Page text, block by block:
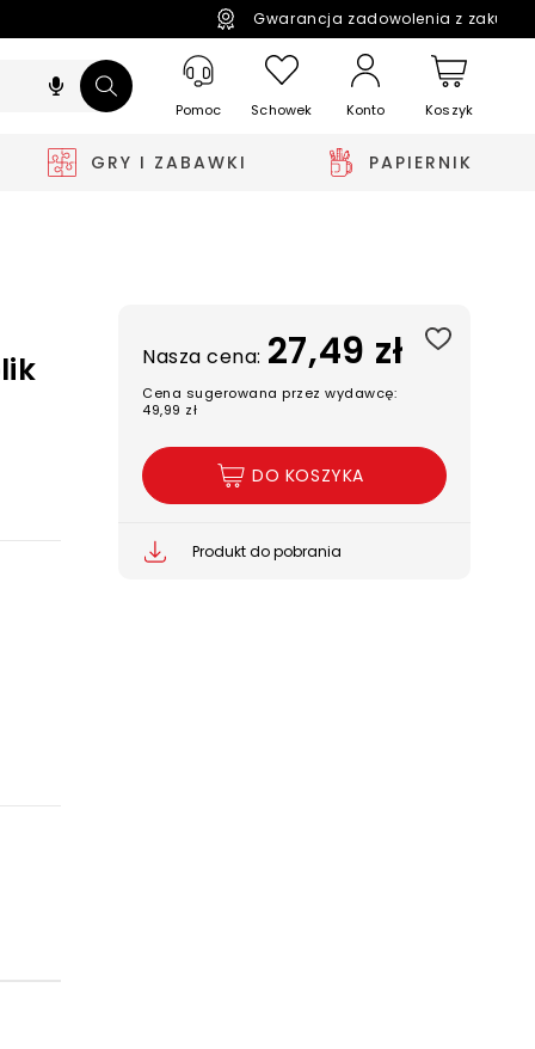
Gwarancja zadowolenia z
Pomoc Schowek Konto Koszyk
GRY I ZABAWKI PAPIERNIK
Nasza cena: 27,49 zł
Cena sugerowana przez wydawcę:
49,99 zł
DO KOSZYKA
Produkt do pobrania